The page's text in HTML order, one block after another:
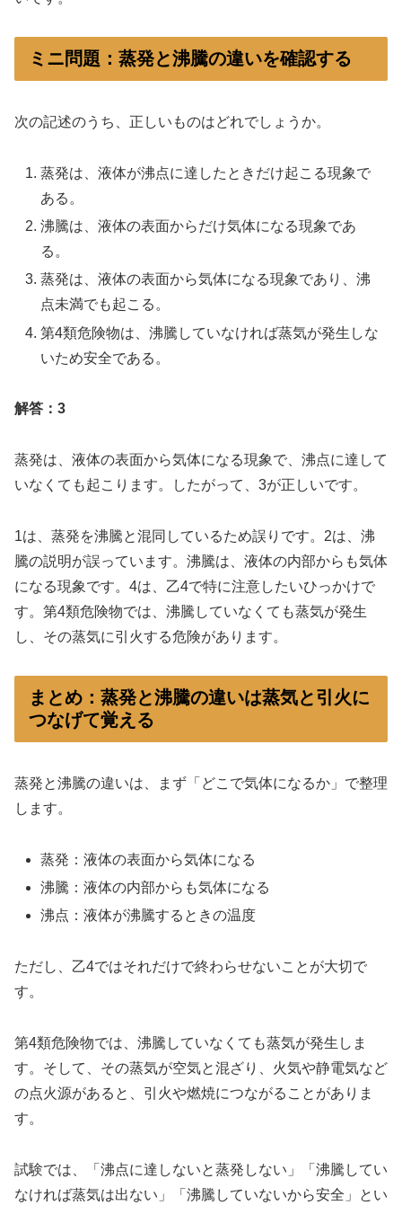
ミニ問題：蒸発と沸騰の違いを確認する
次の記述のうち、正しいものはどれでしょうか。
蒸発は、液体が沸点に達したときだけ起こる現象で
ある。
沸騰は、液体の表面からだけ気体になる現象であ
る。
蒸発は、液体の表面から気体になる現象であり、沸
点未満でも起こる。
第4類危険物は、沸騰していなければ蒸気が発生しな
いため安全である。
解答：3
蒸発は、液体の表面から気体になる現象で、沸点に達して
いなくても起こります。したがって、3が正しいです。
1は、蒸発を沸騰と混同しているため誤りです。2は、沸
騰の説明が誤っています。沸騰は、液体の内部からも気体
になる現象です。4は、乙4で特に注意したいひっかけで
す。第4類危険物では、沸騰していなくても蒸気が発生
し、その蒸気に引火する危険があります。
まとめ：蒸発と沸騰の違いは蒸気と引火に
つなげて覚える
蒸発と沸騰の違いは、まず「どこで気体になるか」で整理
します。
蒸発：液体の表面から気体になる
沸騰：液体の内部からも気体になる
沸点：液体が沸騰するときの温度
ただし、乙4ではそれだけで終わらせないことが大切で
す。
第4類危険物では、沸騰していなくても蒸気が発生しま
す。そして、その蒸気が空気と混ざり、火気や静電気など
の点火源があると、引火や燃焼につながることがありま
す。
試験では、「沸点に達しないと蒸発しない」「沸騰してい
なければ蒸気は出ない」「沸騰していないから安全」とい